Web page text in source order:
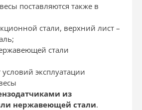
поставляются также в
стали, верхний лист –
стали
эксплуатации
из
нержавеющей стали.